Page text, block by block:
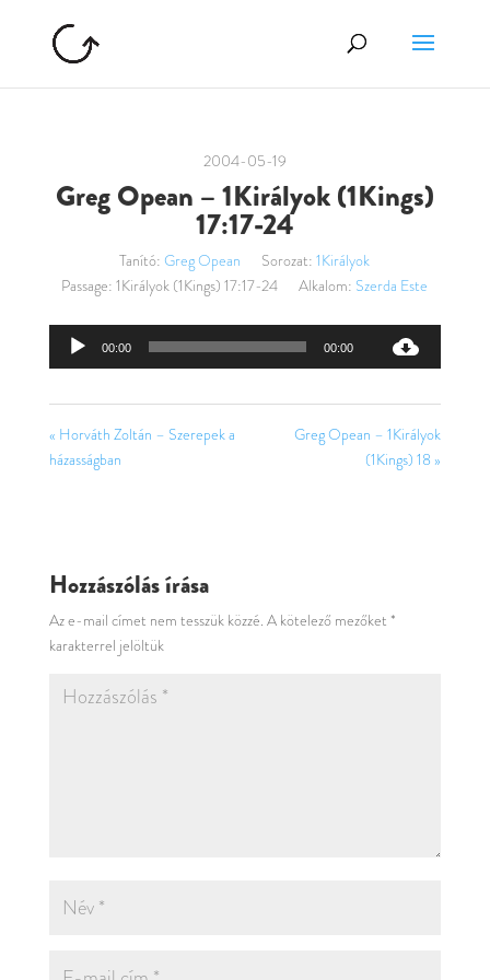
2004-05-19
Greg Opean – 1Királyok (1Kings)
17:17-24
Tanító: Greg Opean Sorozat: 1Királyok
Passage: 1Királyok (1Kings) 17:17-24 Alkalom: Szerda Este
Audió
00:00 00:00
« Horváth Zoltán – Szerepek a
házasságban
Greg Opean – 1Királyok
(1Kings) 18 »
Hozzászólás írása
Az e-mail címet nem tesszük közzé. A kötelező mezőket *
karakterrel jelöltük